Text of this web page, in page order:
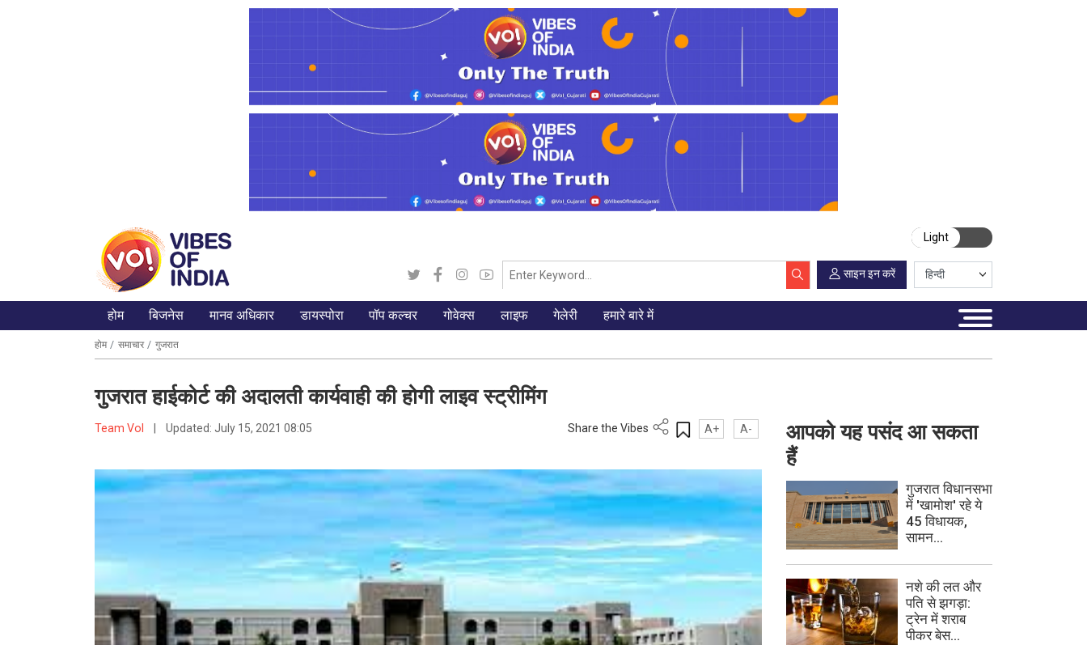
Light
साइन इन करें
होम बिजनेस मानव अधिकार डायस्पोरा पॉप कल्चर गोवेक्स लाइफ गेलेरी हमारे बारे में
होम समाचार गुजरात
गुजरात हाईकोर्ट की अदालती कार्यवाही की होगी लाइव स्ट्रीमिंग
Team VoI Updated: July 15, 2021 08:05 Share the Vibes A+ A-
आपको यह पसंद आ सकता
हैं
गुजरात विधानसभा
में 'खामोश' रहे ये
45 विधायक,
सामन...
नशे की लत और
पति से झगड़ा:
ट्रेन में शराब
पीकर बेस...